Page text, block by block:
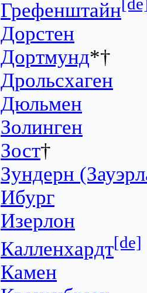
Грефенштайн
Дорстен
Дортмунд*†
Дрольсхаген
Дюльмен
Золинген
Зост†
Зундерн
Ибург
Изерлон
Калленхардт[de]
Камен